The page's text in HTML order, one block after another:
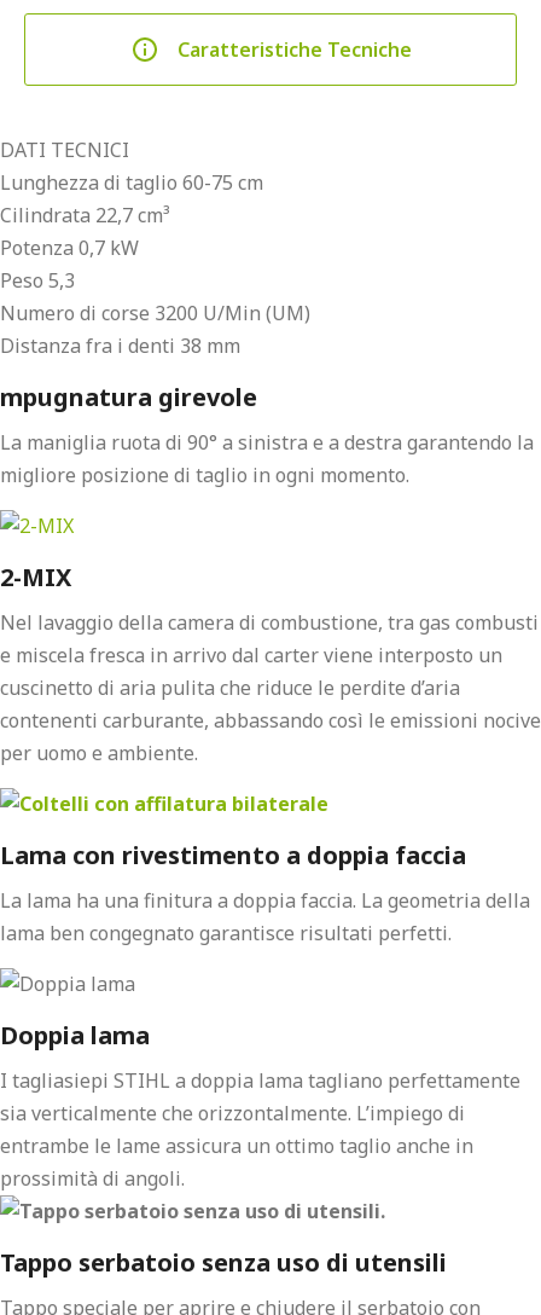
Caratteristiche Tecniche
DATI TECNICI
Lunghezza di taglio 60-75 cm
Cilindrata 22,7 cm³
Potenza 0,7 kW
Peso 5,3
Numero di corse 3200 U/Min (UM)
Distanza fra i denti 38 mm
mpugnatura girevole
La maniglia ruota di 90° a sinistra e a destra garantendo la
migliore posizione di taglio in ogni momento.
2-MIX
Nel lavaggio della camera di combustione, tra gas combusti
e miscela fresca in arrivo dal carter viene interposto un
cuscinetto di aria pulita che riduce le perdite d’aria
contenenti carburante, abbassando così le emissioni nocive
per uomo e ambiente.
Lama con rivestimento a doppia faccia
La lama ha una finitura a doppia faccia. La geometria della
lama ben congegnato garantisce risultati perfetti.
Doppia lama
I tagliasiepi STIHL a doppia lama tagliano perfettamente
sia verticalmente che orizzontalmente. L’impiego di
entrambe le lame assicura un ottimo taglio anche in
prossimità di angoli.
Tappo serbatoio senza uso di utensili
Tappo speciale per aprire e chiudere il serbatoio con